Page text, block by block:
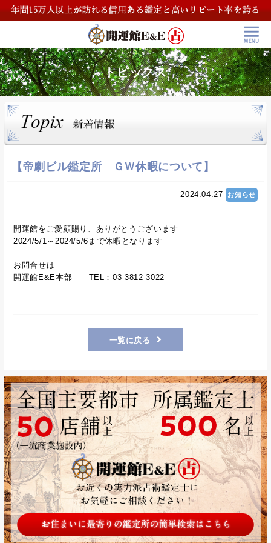
トピックス
【帝劇ビル鑑定所 ＧＷ休暇について】
2024.04.27 お知らせ
開運館をご愛顧賜り、ありがとうございます
2024/5/1～2024/5/6まで休暇となります
お問合せは
開運館E&E本部 TEL：03-3812-3022
一覧に戻る